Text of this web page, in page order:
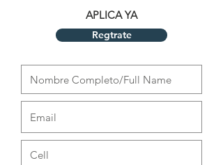
APLICA YA
Regtrate